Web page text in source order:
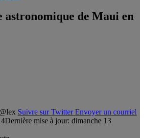
astronomique de Maui en
@lex Suivre sur Twitter Envoyer un courriel
Dernière mise à jour: dimanche 13